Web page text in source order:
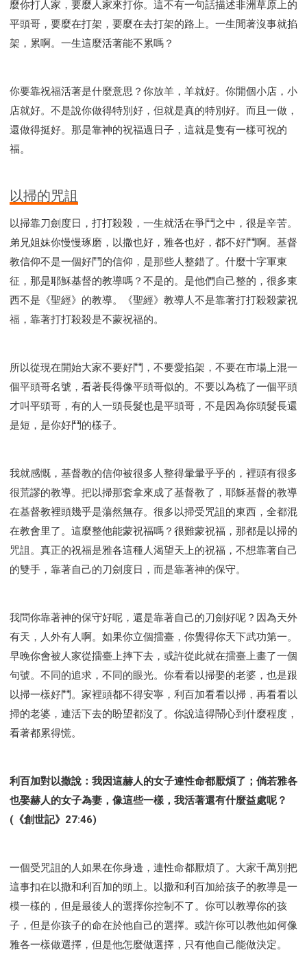
麼你打人家，要麼人家來打你。這不有一句話描述非洲草原上的
平頭哥，要麼在打架，要麼在去打架的路上。一生閒著沒事就掐
架，累啊。一生這麼活著能不累嗎？
你要靠祝福活著是什麼意思？你放羊，羊就好。你開個小店，小
店就好。不是說你做得特別好，但就是真的特別好。而且一做，
還做得挺好。那是靠神的祝福過日子，這就是隻有一樣可祝的
福。
以掃的咒詛
以掃靠刀劍度日，打打殺殺，一生就活在爭鬥之中，很是辛苦。
弟兄姐妹你慢慢琢磨，以撒也好，雅各也好，都不好鬥啊。基督
教信仰不是一個好鬥的信仰，是那些人整錯了。什麼十字軍東
征，那是耶穌基督的教導嗎？不是的。是他們自己整的，很多東
西不是《聖經》的教導。《聖經》教導人不是靠著打打殺殺蒙祝
福，靠著打打殺殺是不蒙祝福的。
所以從現在開始大家不要好鬥，不要愛掐架，不要在市場上混一
個平頭哥名號，看著長得像平頭哥似的。不要以為梳了一個平頭
才叫平頭哥，有的人一頭長髮也是平頭哥，不是因為你頭髮長還
是短，是你好鬥的樣子。
我就感慨，基督教的信仰被很多人整得暈暈乎乎的，裡頭有很多
很荒謬的教導。把以掃那套拿來成了基督教了，耶穌基督的教導
在基督教裡頭幾乎是蕩然無存。很多以掃受咒詛的東西，全都混
在教會里了。這麼整他能蒙祝福嗎？很難蒙祝福，那都是以掃的
咒詛。真正的祝福是雅各這種人渴望天上的祝福，不想靠著自己
的雙手，靠著自己的刀劍度日，而是靠著神的保守。
我問你靠著神的保守好呢，還是靠著自己的刀劍好呢？因為天外
有天，人外有人啊。如果你立個擂臺，你覺得你天下武功第一。
早晚你會被人家從擂臺上摔下去，或許從此就在擂臺上畫了一個
句號。不同的追求，不同的眼光。你看看以掃娶的老婆，也是跟
以掃一樣好鬥。家裡頭都不得安寧，利百加看看以掃，再看看以
掃的老婆，連活下去的盼望都沒了。你說這得鬧心到什麼程度，
看著都累得慌。
利百加對以撒說：我因這赫人的女子連性命都厭煩了；倘若雅各
也娶赫人的女子為妻，像這些一樣，我活著還有什麼益處呢？
(《創世記》27:46)
一個受咒詛的人如果在你身邊，連性命都厭煩了。大家千萬別把
這事扣在以撒和利百加的頭上。以撒和利百加給孩子的教導是一
模一樣的，但是最後人的選擇你控制不了。你可以教導你的孩
子，但是你孩子的命在於他自己的選擇。或許你可以教他如何像
雅各一樣做選擇，但是他怎麼做選擇，只有他自己能做決定。